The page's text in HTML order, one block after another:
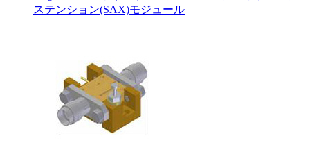
ステンション(SAX)モジュール